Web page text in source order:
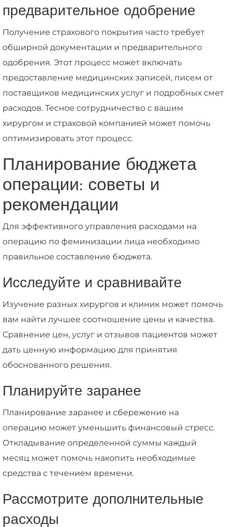
предварительное одобрение
Получение страхового покрытия часто требует
обширной документации и предварительного
одобрения. Этот процесс может включать
предоставление медицинских записей, писем от
поставщиков медицинских услуг и подробных смет
расходов. Тесное сотрудничество с вашим
хирургом и страховой компанией может помочь
оптимизировать этот процесс.
Планирование бюджета
операции: советы и
рекомендации
Для эффективного управления расходами на
операцию по феминизации лица необходимо
правильное составление бюджета.
Исследуйте и сравнивайте
Изучение разных хирургов и клиник может помочь
вам найти лучшее соотношение цены и качества.
Сравнение цен, услуг и отзывов пациентов может
дать ценную информацию для принятия
обоснованного решения.
Планируйте заранее
Планирование заранее и сбережение на
операцию может уменьшить финансовый стресс.
Откладывание определенной суммы каждый
месяц может помочь накопить необходимые
средства с течением времени.
Рассмотрите дополнительные
расходы